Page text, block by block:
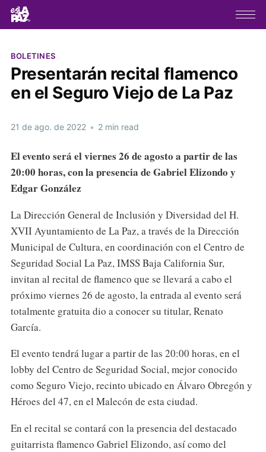
BOLETINES
Presentarán recital flamenco
en el Seguro Viejo de La Paz
21 de ago. de 2022 • 2 min read
El evento será el viernes 26 de agosto a partir de las
20:00 horas, con la presencia de Gabriel Elizondo y
Edgar González
La Dirección General de Inclusión y Diversidad del H.
XVII Ayuntamiento de La Paz, a través de la Dirección
Municipal de Cultura, en coordinación con el Centro de
Seguridad Social La Paz, IMSS Baja California Sur,
invitan al recital de flamenco que se llevará a cabo el
próximo viernes 26 de agosto, la entrada al evento será
totalmente gratuita dio a conocer su titular, Renato
García.
El evento tendrá lugar a partir de las 20:00 horas, en el
lobby del Centro de Seguridad Social, mejor conocido
como Seguro Viejo, recinto ubicado en Álvaro Obregón y
Héroes del 47, en el Malecón de esta ciudad.
En el recital se contará con la presencia del destacado
guitarrista flamenco Gabriel Elizondo, así como del